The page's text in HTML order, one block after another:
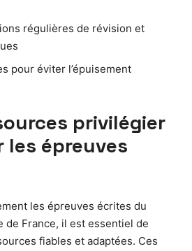
régulières de révision et
pour éviter l’épuisement
privilégier
les épreuves
les épreuves écrites du
de France, il est essentiel de
fiables et adaptées. Ces